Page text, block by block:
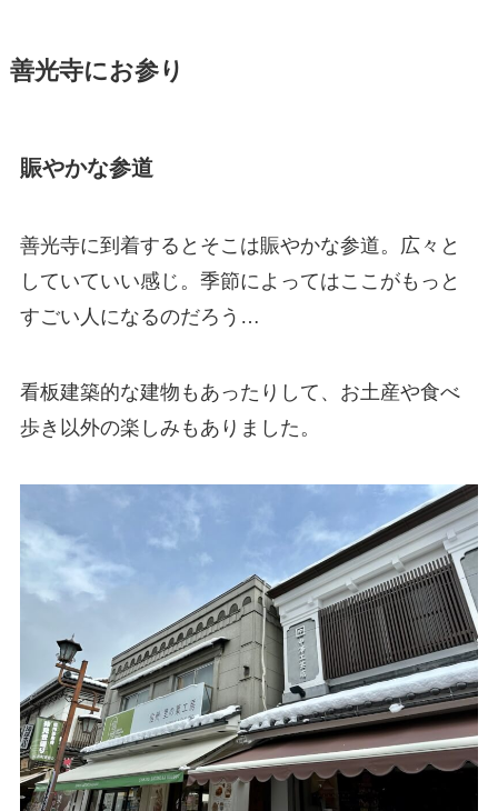
善光寺にお参り
賑やかな参道
善光寺に到着するとそこは賑やかな参道。広々と
していていい感じ。季節によってはここがもっと
すごい人になるのだろう…
看板建築的な建物もあったりして、お土産や食べ
歩き以外の楽しみもありました。